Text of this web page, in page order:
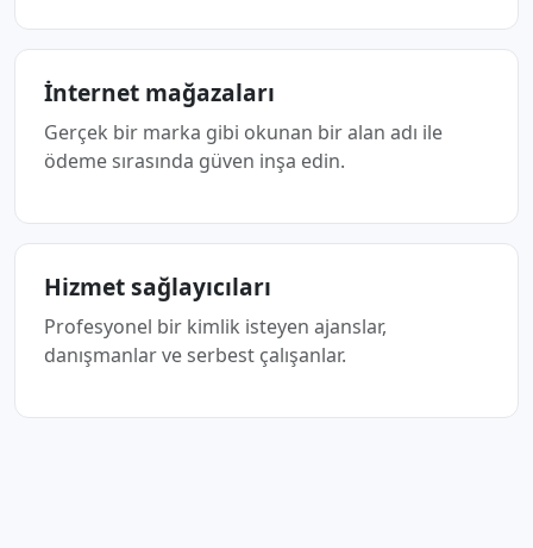
İnternet mağazaları
Gerçek bir marka gibi okunan bir alan adı ile
ödeme sırasında güven inşa edin.
Hizmet sağlayıcıları
Profesyonel bir kimlik isteyen ajanslar,
danışmanlar ve serbest çalışanlar.